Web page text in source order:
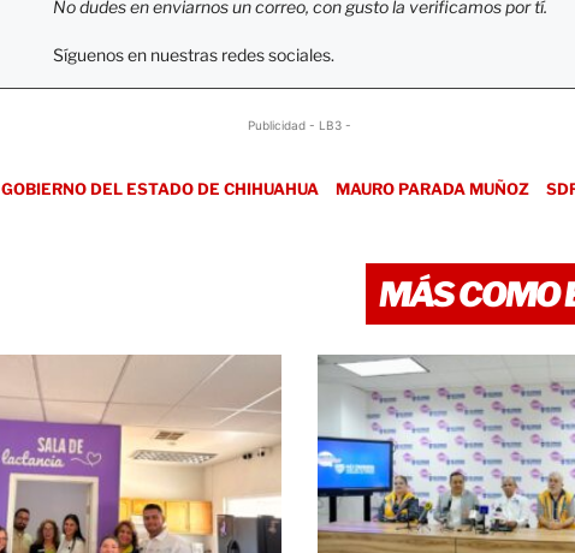
No dudes en enviarnos un correo, con gusto la verificamos por tí.
Síguenos en nuestras redes sociales.
Publicidad - LB3 -
GOBIERNO DEL ESTADO DE CHIHUAHUA MAURO PARADA MUÑOZ
MÁS COMO